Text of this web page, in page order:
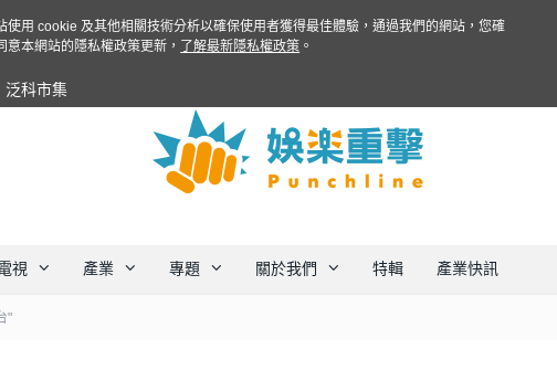
泛科市集
視 產業 專題 關於我們 特輯 產業快訊
"
使用 cookie 及其他相關技術分析以確保使用者獲得最佳體驗，通過我們的網站，您確
意本網站的隱私權政策更新，
了解最新隱私權政策 。